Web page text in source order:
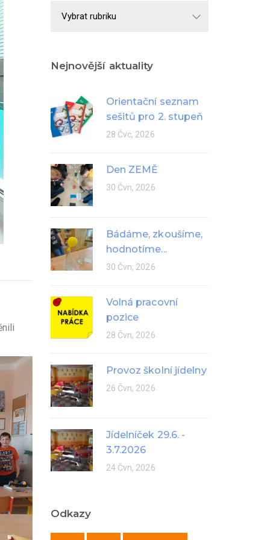
Nejnovější aktuality
Orientační seznam
sešitů pro 2. stupeň
28 Čvc, 2026
Den ZEMĚ
30 Čvn, 2026
Bádáme, zkoušíme,
hodnotíme...
30 Čvn, 2026
Volná pracovní
pozice
28 Čvn, 2026
Provoz školní jídelny
26 Čvn, 2026
Jídelníček 29.6. -
3.7.2026
24 Čvn, 2026
Odkazy